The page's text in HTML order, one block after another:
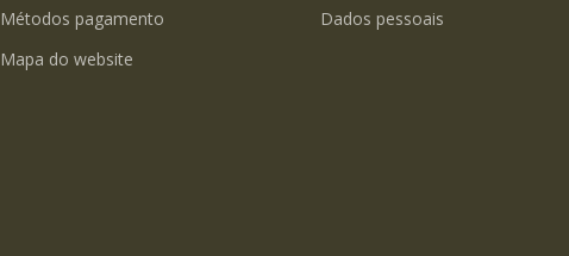
Métodos pagamento
Mapa do website
Dados pessoais